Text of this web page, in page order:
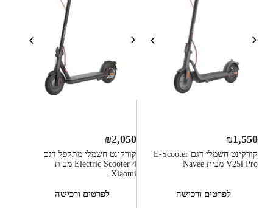
קורקינט חשמלי דגם E-Scooter
V25i Pro מבית Navee
₪1,550
לפרטים ורכישה
קורקינט חשמלי מתקפל דגם
Electric Scooter 4 מבית
Xiaomi
₪2,050
לפרטים ורכישה